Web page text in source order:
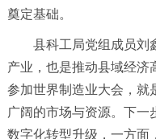
奠定基础。
县科工局党组成员刘鑫
产业，也是推动县域经济
参加世界制造业大会，就
广阔的市场与资源。下一
数字化转型升级，一方面